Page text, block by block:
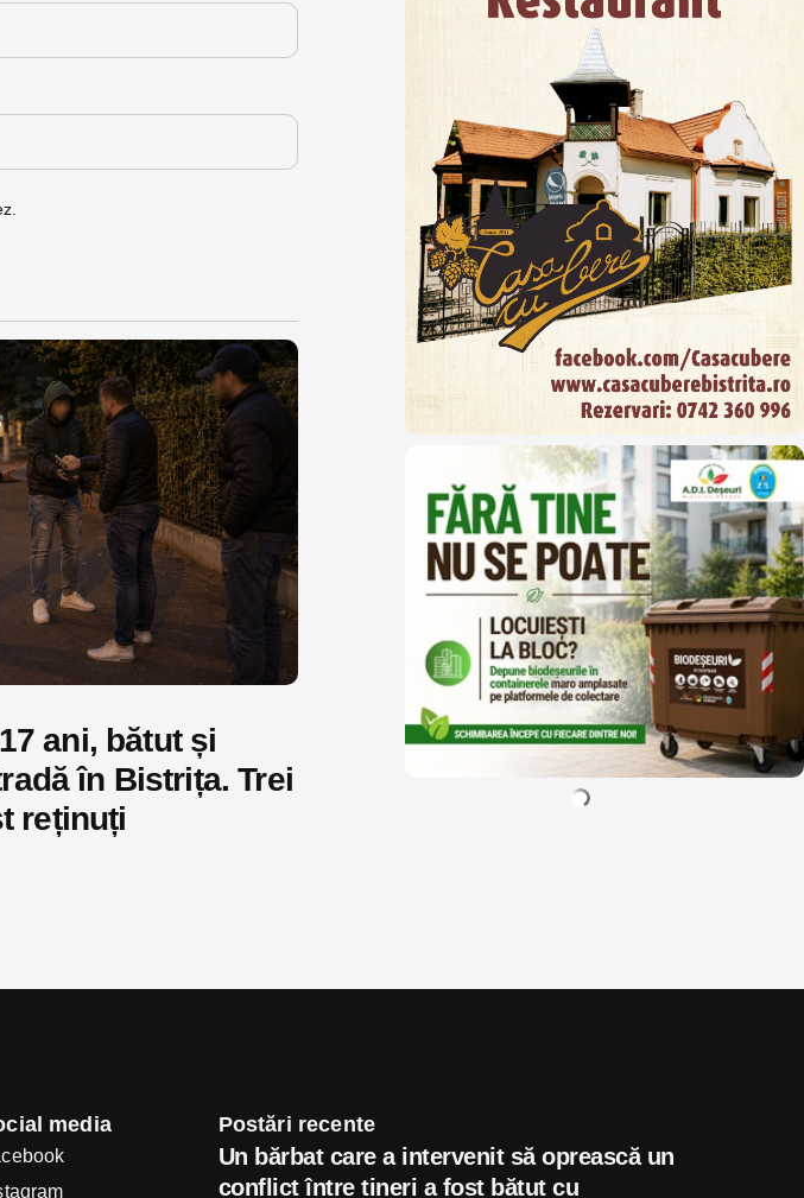
ani, bătut și
în Bistrița. Trei
reținuți
media Postări recente
Un bărbat care a intervenit să oprească un
conflict între tineri a fost bătut cu